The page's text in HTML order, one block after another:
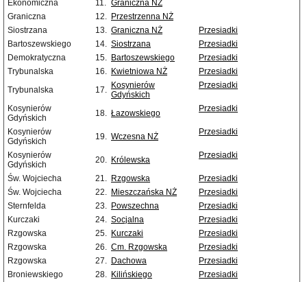
Ekonomiczna
11. Graniczna NŻ
Graniczna
12. Przestrzenna NŻ
Siostrzana
13. Graniczna NŻ
Przesiadki
Bartoszewskiego
14. Siostrzana
Przesiadki
Demokratyczna
15. Bartoszewskiego
Przesiadki
Trybunalska
16. Kwietniowa NŻ
Przesiadki
Trybunalska
17. Kosynierów
Gdyńskich
Przesiadki
Kosynierów
Gdyńskich
18. Łazowskiego Przesiadki
Kosynierów
Gdyńskich
19. Wczesna NŻ Przesiadki
Kosynierów
Gdyńskich
20. Królewska Przesiadki
Św. Wojciecha 21. Rzgowska
Przesiadki
Św. Wojciecha
22. Mieszczańska NŻ
Przesiadki
Sternfelda
23. Powszechna
Przesiadki
Kurczaki
24. Socjalna
Przesiadki
Rzgowska
25. Kurczaki
Przesiadki
Rzgowska
26. Cm. Rzgowska
Przesiadki
Rzgowska
27. Dachowa
Przesiadki
Broniewskiego
28. Kilińskiego
Przesiadki